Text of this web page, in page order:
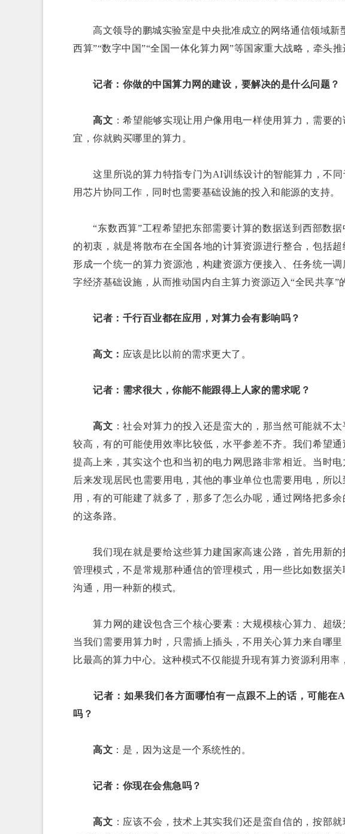
高文领导的鹏城实验室是中央批准成立的网络通信领域新
西算”“数字中国”“全国一体化算力网”等国家重大战略，牵头推
记者：你做的中国算力网的建设，要解决的是什么问题？
高文 ：希望能够实现让用户像用电一样使用算力，需要
宜，你就购买哪里的算力。
这里所说的算力特指专门为AI训练设计的智能算力，不同
用芯片协同工作，同时也需要基础设施的投入和能源的支持。
“东数西算”工程希望把东部需要计算的数据送到西部数据
的初衷，就是将散布在全国各地的计算资源进行整合，包括
形成一个统一的算力资源池，构建资源方便接入、任务统一
字经济基础设施，从而推动国内自主算力资源迈入“全民共享”
记者：千行百业都在应用，对算力会有影响吗？
高文： 应该是比以前的需求更大了。
记者：需求很大，你能不能跟得上人家的需求呢？
高文 ：社会对算力的投入还是蛮大的，那当然可能就不
较高，有的可能使用效率比较低，水平参差不齐。我们希望
提高上来，其实这个也和当初的电力网思路非常相近。当时
后来发现居民也需要用电，其他的事业单位也需要用电，所
用，有的可能建了就多了，那多了怎么办呢，通过网络把多
的这条路。
我们现在就是要给这些算力建国家高速公路，首先用新的
管理模式，不是常规那种通信的管理模式，用一些比如数据
沟通，用一种新的模式。
算力网的建设包含三个核心要素：大规模核心算力、超级
当我们需要用算力时，只需插上插头，不用关心算力来自哪
比最高的算力中心。这种模式不仅能提升现有算力资源利用率
记者：如果我们各方面哪怕有一点跟不上的话，可能在
吗？
高文 ：是，因为这是一个系统性的。
记者：你现在会焦急吗？
高文 ：应该不会，技术上其实我们还是蛮自信的，按部